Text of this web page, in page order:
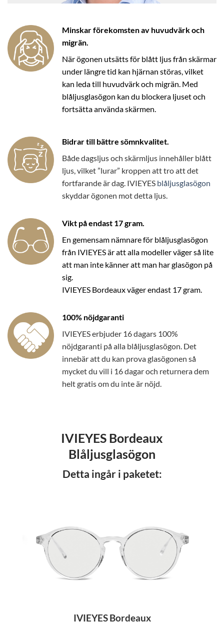
Minskar förekomsten av huvudvärk och
migrän.
När ögonen utsätts för blått ljus från skärmar
under längre tid kan hjärnan störas, vilket
kan leda till huvudvärk och migrän. Med
blåljusglasögon kan du blockera ljuset och
fortsätta använda skärmen.
Bidrar till bättre sömnkvalitet.
Både dagsljus och skärmljus innehåller blått
ljus, vilket ”lurar” kroppen att tro att det
fortfarande är dag. IVIEYES blåljusglasögon
skyddar ögonen mot detta ljus.
Vikt på endast 17 gram.
En gemensam nämnare för blåljusglasögon
från IVIEYES är att alla modeller väger så lite
att man inte känner att man har glasögon på
sig.
IVIEYES Bordeaux väger endast 17 gram.
100% nöjdgaranti
IVIEYES erbjuder 16 dagars 100%
nöjdgaranti på alla blåljusglasögon. Det
innebär att du kan prova glasögonen så
mycket du vill i 16 dagar och returnera dem
helt gratis om du inte är nöjd.
IVIEYES Bordeaux
Blåljusglasögon
Detta ingår i paketet:
IVIEYESBordeaux